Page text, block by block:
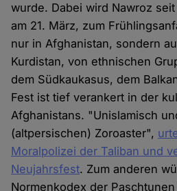
wurde. Dabei wird Nawroz
am 21. März, zum
nur in Afghanistan, sondern
Kurdistan, von ethnischen
dem Südkaukasus, dem
Fest ist tief verankert in der
Afghanistans. "Unislamisch
(altpersischen) Zoroaster",
Moralpolizei der Taliban und
Neujahrsfest. Zum anderen
Normenkodex der